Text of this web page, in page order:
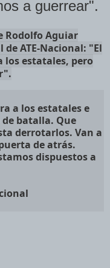
a guerrear".
Rodolfo Aguiar
ATE-Nacional: "El
los estatales, pero
a los estatales e
batalla. Que
derrotarlos. Van a
de atrás.
dispuestos a